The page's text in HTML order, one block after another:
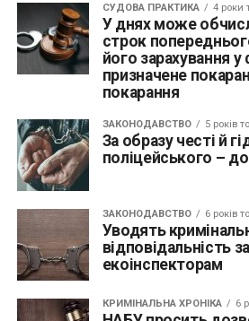
СУДОВА ПРАКТИКА 4 роки
У днях може
строк
його зарахування
призначене
покарання
ЗАКОНОДАВСТВО 5 років
За образу честі й
поліцейського –
ЗАКОНОДАВСТВО 6 років
Уводять
відповідальність
екоінспекторам
КРИМІНАЛЬНА ХРОНІКА 6